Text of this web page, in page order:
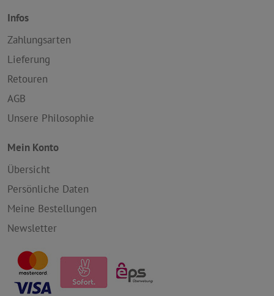
Infos
Zahlungsarten
Lieferung
Retouren
AGB
Unsere Philosophie
Mein Konto
Übersicht
Persönliche Daten
Meine Bestellungen
Newsletter